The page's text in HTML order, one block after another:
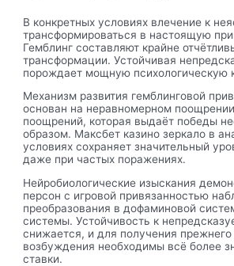
В конкретных условиях влечение к
трансформироваться в настоящую
Гемблинг составляют крайне
трансформации. Устойчивая
порождает мощную психологическую
Механизм развития гемблинговой
основан на неравномерном
поощрений, которая выдаёт победы
образом. Максбет казино зеркало в
условиях сохраняет значительный
даже при частых поражениях.
Нейробиологические изыскания
персон с игровой привязанностью
преобразования в дофаминовой
системы. Устойчивость к
снижается, и для получения прежнего
возбуждения необходимы всё более
ставки.